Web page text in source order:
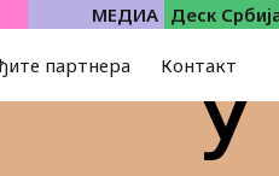
МЕДИА Деск
партнера Контакт